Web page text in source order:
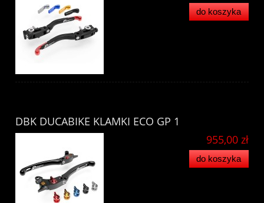
do koszyka
DBK DUCABIKE KLAMKI ECO GP 1
955,00 zł
do koszyka